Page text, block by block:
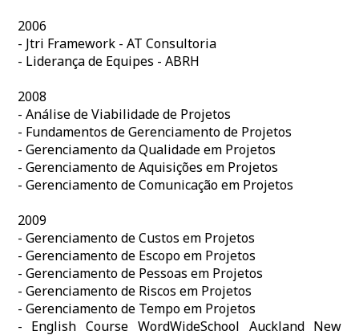
2006
- Jtri Framework - AT Consultoria
- Liderança de Equipes - ABRH
2008
- Análise de Viabilidade de Projetos
- Fundamentos de Gerenciamento de Projetos
- Gerenciamento da Qualidade em Projetos
- Gerenciamento de Aquisições em Projetos
- Gerenciamento de Comunicação em Projetos
2009
- Gerenciamento de Custos em Projetos
- Gerenciamento de Escopo em Projetos
- Gerenciamento de Pessoas em Projetos
- Gerenciamento de Riscos em Projetos
- Gerenciamento de Tempo em Projetos
- English Course WordWideSchool Auckland New